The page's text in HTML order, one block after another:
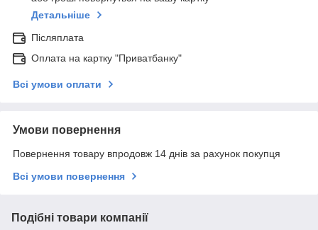
Детальніше
Післяплата
Оплата на картку "Приватбанку"
Всі умови оплати
Умови повернення
Повернення товару впродовж 14 днів за рахунок покупця
Всі умови повернення
Подібні товари компанії